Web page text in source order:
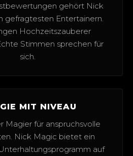
gehört Nick
gefragtesten Entertainern.
Hochzeitszauberer
Stimmen sprechen für
sich.
MIT NIVEAU
Magier für anspruchsvolle
Nick Magic bietet ein
auf